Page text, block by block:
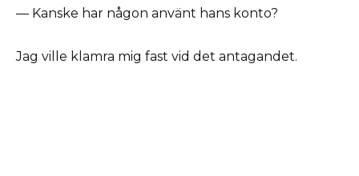
— Kanske har någon använt hans konto?
Jag ville klamra mig fast vid det antagandet.